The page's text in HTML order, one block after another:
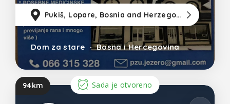
Nudi KVALITET, SIGURNOST I
PROFESIONALNOST. - Zdravstevna
njega 24h. - Boravak u jednokrevetnim i
Pukiš, Lopare, Bosnia and Herzegovina
Dom za stare Bosna i Hercegovina
94km Sada je otvoreno